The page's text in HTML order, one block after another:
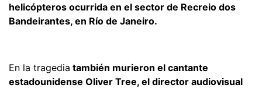
helicópteros ocurrida en el sector de Recreio dos
Bandeirantes, en Río de Janeiro.
En la tragedia también murieron el cantante
estadounidense Oliver Tree, el director audiovisual